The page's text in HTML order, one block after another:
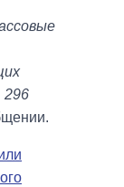
296